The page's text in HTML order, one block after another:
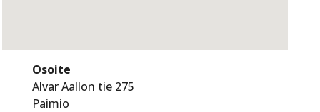
Osoite
Alvar Aallon tie 275
Paimio